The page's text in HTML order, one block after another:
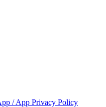
/ App Privacy Policy